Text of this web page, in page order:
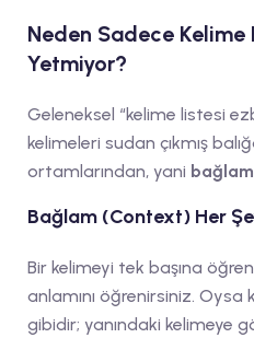
Neden Sadece Kelime
Yetmiyor?
Geleneksel “kelime listesi
kelimeleri sudan çıkmış
ortamlarından, yani
Bağlam (Context) Her
Bir kelimeyi tek başına
anlamını öğrenirsiniz. Oysa
gibidir; yanındaki kelimeye